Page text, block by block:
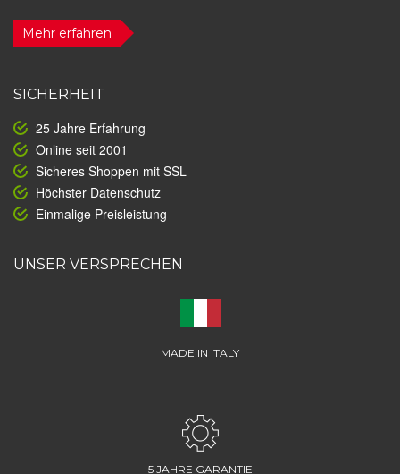
Mehr erfahren
SICHERHEIT
25 Jahre Erfahrung
Online seit 2001
Sicheres Shoppen mit SSL
Höchster Datenschutz
Einmalige Preisleistung
UNSER VERSPRECHEN
MADE IN ITALY
5 JAHRE GARANTIE